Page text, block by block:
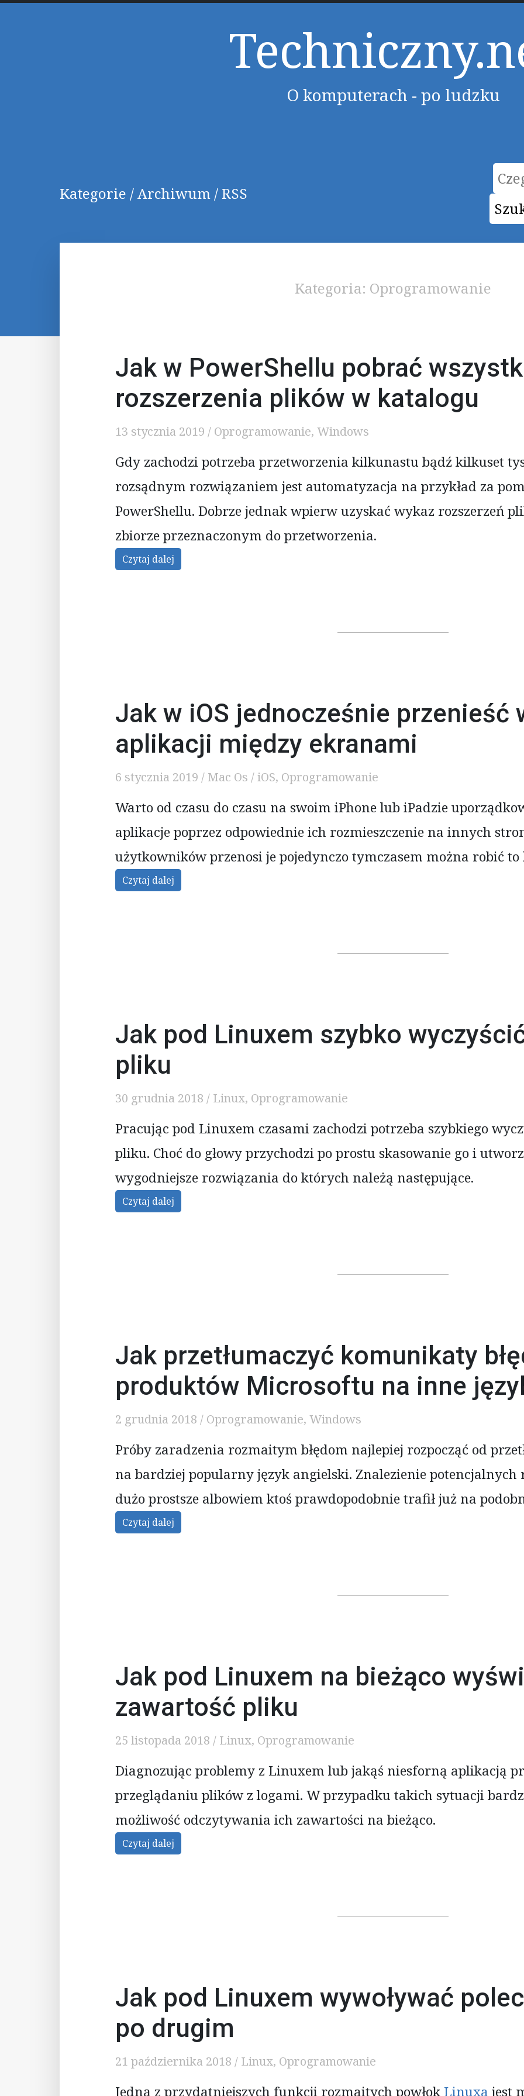
O komputerach - po ludzku
Kategorie /Archiwum / RSS
Kategoria: Oprogramowanie
Jak w PowerShellu pobrać
rozszerzenia plików w katalogu
13 stycznia 2019 / Oprogramowanie, Windows
Gdy zachodzi potrzeba przetworzenia kilkunastu bądź kilkuset
rozsądnym rozwiązaniem jest automatyzacja na przykład za
PowerShellu. Dobrze jednak wpierw uzyskać wykaz rozszerzeń
zbiorze przeznaczonym do przetworzenia.
Czytaj dalej
Jak w iOS jednocześnie przenieść
aplikacji między ekranami
6 stycznia 2019 / Mac Os / iOS, Oprogramowanie
Warto od czasu do czasu na swoim iPhone lub iPadzie
aplikacje poprzez odpowiednie ich rozmieszczenie na innych
użytkowników przenosi je pojedynczo tymczasem można robić
Czytaj dalej
Jak pod Linuxem szybko
pliku
30 grudnia 2018 / Linux, Oprogramowanie
Pracując pod Linuxem czasami zachodzi potrzeba szybkiego
pliku. Choć do głowy przychodzi po prostu skasowanie go i
wygodniejsze rozwiązania do których należą następujące.
Czytaj dalej
Jak przetłumaczyć komunikaty
produktów Microsoftu na inne
2 grudnia 2018 / Oprogramowanie, Windows
Próby zaradzenia rozmaitym błędom najlepiej rozpocząć od
na bardziej popularny język angielski. Znalezienie potencjalnych
dużo prostsze albowiem ktoś prawdopodobnie trafił już na
Czytaj dalej
Jak pod Linuxem na bieżąco
zawartość pliku
25 listopada 2018 / Linux, Oprogramowanie
Diagnozując problemy z Linuxem lub jakąś niesforną aplikacją
przeglądaniu plików z logami. W przypadku takich sytuacji
możliwość odczytywania ich zawartości na bieżąco.
Czytaj dalej
Jak pod Linuxem wywoływać
po drugim
21 października 2018 / Linux, Oprogramowanie
Jedną z przydatniejszych funkcji rozmaitych powłokLinuxa jest